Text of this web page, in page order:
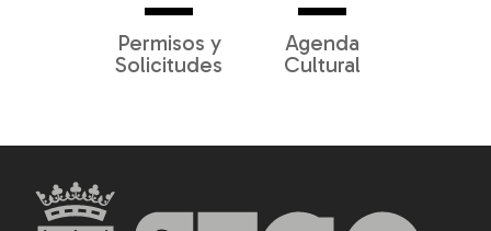
Permisos y
Solicitudes
Agenda
Cultural